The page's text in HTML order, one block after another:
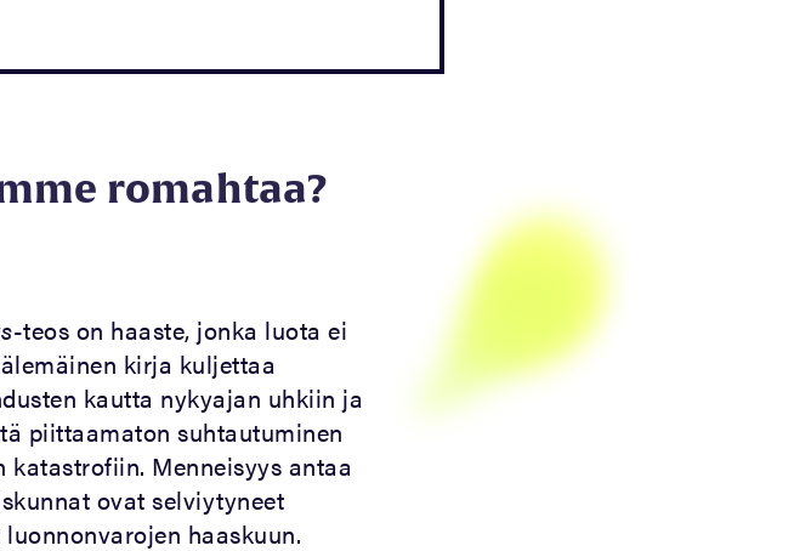
romahtaa?
-teos on haaste, jonka luota ei
kirja kuljettaa
kautta nykyajan uhkiin ja
piittaamaton suhtautuminen
Menneisyys antaa
ovat selviytyneet
haaskuun.